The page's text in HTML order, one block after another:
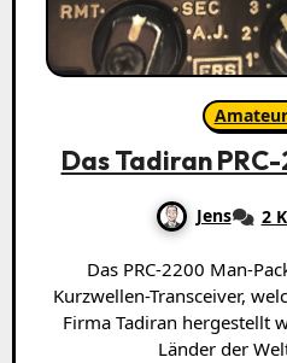
Das Tadiran
Jens 2
Das PRC-2200 Man-Pack ist ein militärischer
Kurzwellen-Transceiver,
Firma Tadiran hergestellt
Länder der